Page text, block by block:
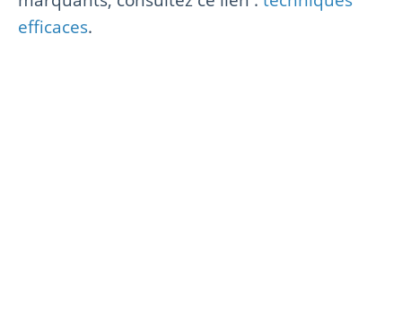
efficaces.